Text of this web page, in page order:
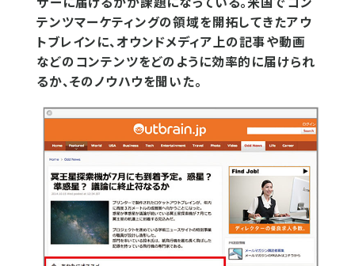
テンツマーケティングの領域を開拓してきたアウ
トブレインに、オウンドメディア上の記事や動画
などのコンテンツをどのように効率的に届けられ
るか、そのノウハウを聞いた。